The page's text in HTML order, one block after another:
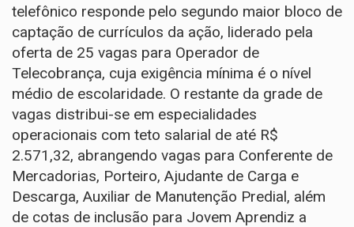
telefônico responde pelo segundo maior bloco de
captação de currículos da ação, liderado pela
oferta de 25 vagas para Operador de
Telecobrança, cuja exigência mínima é o nível
médio de escolaridade. O restante da grade de
vagas distribui-se em especialidades
operacionais com teto salarial de até R$
2.571,32, abrangendo vagas para Conferente de
Mercadorias, Porteiro, Ajudante de Carga e
Descarga, Auxiliar de Manutenção Predial, além
de cotas de inclusão para Jovem Aprendiz a